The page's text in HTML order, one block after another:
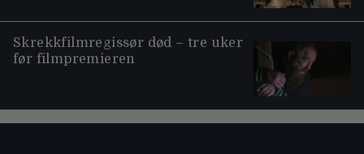
Skrekkfilmregissør død – tre uker
før filmpremieren